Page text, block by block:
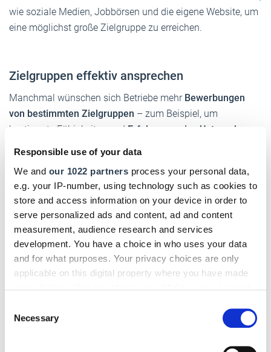
Responsible use of your data
We and our 1022 partners process your personal data,
e.g. your IP-number, using technology such as cookies to
store and access information on your device in order to
serve personalized ads and content, ad and content
measurement, audience research and services
development. You have a choice in who uses your data
and for what purposes. Your privacy choices are only
applicable on this digital property where you have made
the Privacy trigger icon.
Selection
Necessary
wie soziale Medien, Jobbörsen und die eigene Website, um
eine möglichst große Zielgruppe zu erreichen.
Zielgruppen effektiv ansprechen
Manchmal wünschen sich Betriebe mehr Bewerbungen
von bestimmten Zielgruppen – zum Beispiel, um
bestimmte Fähigkeiten und Erfahrungen ins Unternehmen
Tipps:
Frauen:Betriebe können Frauen gezielt ansprechen, indem
Videos weibliche Vorbilder im Handwerk zeigen und auf
Gender-Vielfalt sowie ein unterstützendes Arbeitsumfeld
hinweisen.
Ältere Fachkräfte: Diese Zielgruppe überzeugen oft Inhalte,
mit hochwertigen Werkzeugen oder die Weitergabe von
Wissen an die nächste Generation.
Azubis/Fachkräfte mit geringen Deutschkenntnissen:Hier